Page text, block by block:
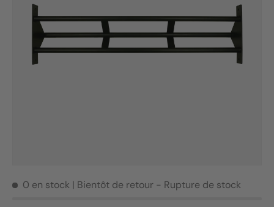
0 en stock | Bientôt de retour - Rupture de stock